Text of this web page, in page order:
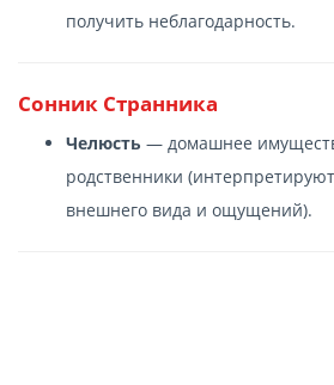
получить неблагодарность.
Сонник Странника
Челюсть — домашнее
родственники
внешнего вида и ощущений).